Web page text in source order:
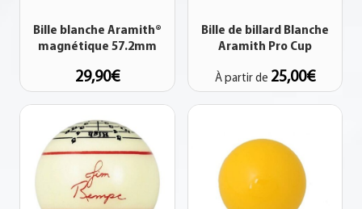
Bille blanche Aramith®
magnétique 57.2mm
29,90€
Bille de billard Blanche
Aramith Pro Cup
À partir de 25,00€